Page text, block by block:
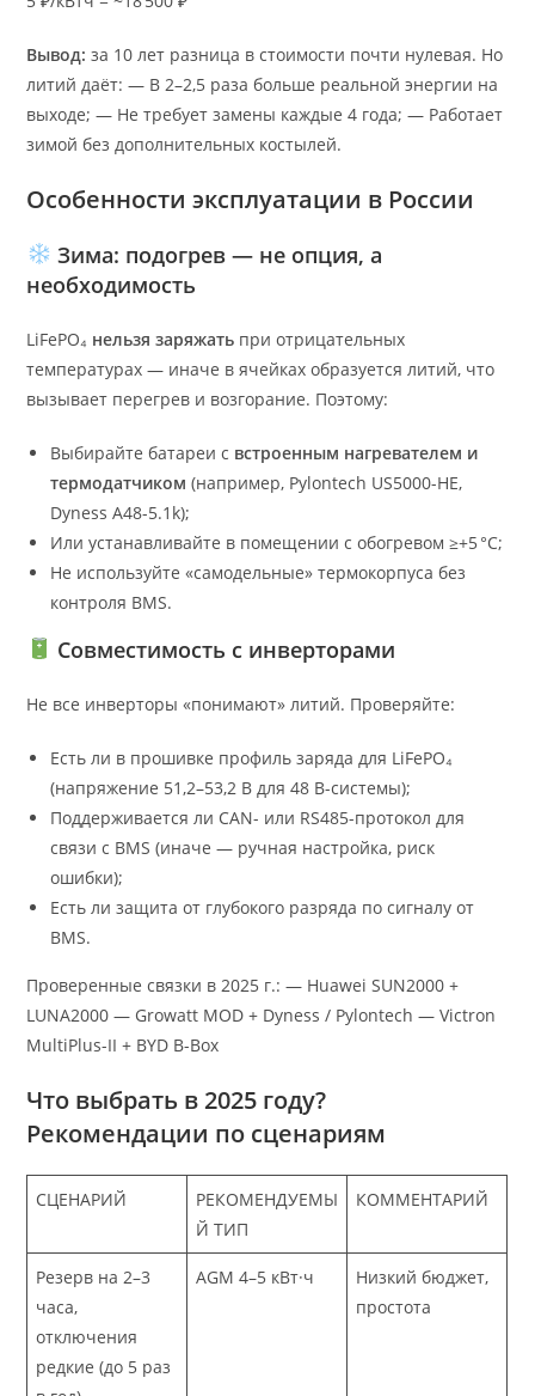
Вывод: за 10 лет разница в стоимости почти нулевая. Но
литий даёт: — В 2–2,5 раза больше реальной энергии на
выходе; — Не требует замены каждые 4 года; — Работает
зимой без дополнительных костылей.
Особенности эксплуатации в России
Зима: подогрев — не опция, а
необходимость
LiFePO₄ нельзя заряжать при отрицательных
температурах — иначе в ячейках образуется литий, что
вызывает перегрев и возгорание. Поэтому:
Выбирайте батареи с встроенным нагревателем и
термодатчиком (например, Pylontech US5000-HE,
Dyness A48-5.1k);
Или устанавливайте в помещении с обогревом ≥+5 °C;
Не используйте «самодельные» термокорпуса без
контроля BMS.
Совместимость с инверторами
Не все инверторы «понимают» литий. Проверяйте:
Есть ли в прошивке профиль заряда для LiFePO₄
(напряжение 51,2–53,2 В для 48 В-системы);
Поддерживается ли CAN- или RS485-протокол для
связи с BMS (иначе — ручная настройка, риск
ошибки);
Есть ли защита от глубокого разряда по сигналу от
BMS.
Проверенные связки в 2025 г.: — Huawei SUN2000 +
LUNA2000 — Growatt MOD + Dyness / Pylontech — Victron
MultiPlus-II + BYD B-Box
Что выбрать в 2025 году?
Рекомендации по сценариям
СЦЕНАРИЙ
РЕКОМЕНДУЕМЫ
Й ТИП
КОММЕНТАРИЙ
Резерв на 2–3
часа,
отключения
редкие (до 5 раз
AGM 4–5 кВт·ч
Низкий бюджет,
простота